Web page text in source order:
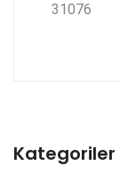
31076
Kategoriler